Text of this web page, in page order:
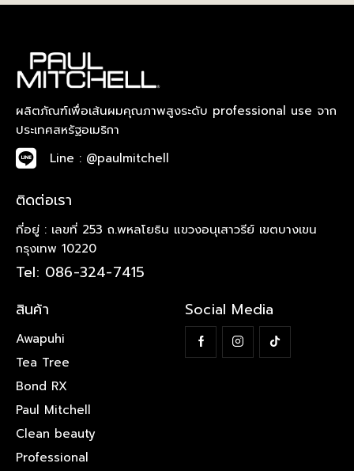
ผลิตภัณฑ์เพื่อเส้นผมคุณภาพสูงระดับ professional use จาก
ประเทศสหรัฐอเมริกา
Line : @paulmitchell
ติดต่อเรา
ที่อยู่ : เลขที่ 253 ถ.พหลโยธิน แขวงอนุเสาวรีย์ เขตบางเขน
กรุงเทพ 10220
Tel: 086-324-7415
สินค้า
Awapuhi
Tea Tree
Bond RX
Paul Mitchell
Clean beauty
Professional
Social Media